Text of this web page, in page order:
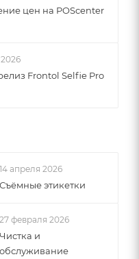
цен на POScenter
Frontol Selfie Pro
14 апреля 2026
Съёмные этикетки
27 февраля 2026
Чистка и
обслуживание